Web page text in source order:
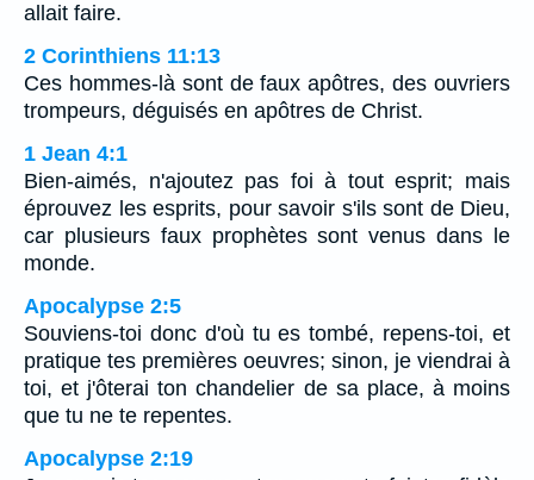
allait faire.
2 Corinthiens 11:13
Ces hommes-là sont de faux apôtres, des ouvriers
trompeurs, déguisés en apôtres de Christ.
1 Jean 4:1
Bien-aimés, n'ajoutez pas foi à tout esprit; mais
éprouvez les esprits, pour savoir s'ils sont de Dieu,
car plusieurs faux prophètes sont venus dans le
monde.
Apocalypse 2:5
Souviens-toi donc d'où tu es tombé, repens-toi, et
pratique tes premières oeuvres; sinon, je viendrai à
toi, et j'ôterai ton chandelier de sa place, à moins
que tu ne te repentes.
Apocalypse 2:19